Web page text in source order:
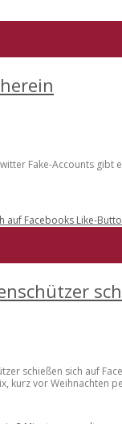
Fake-Accounts
schießen sich auf
kurz vor Weihnachten